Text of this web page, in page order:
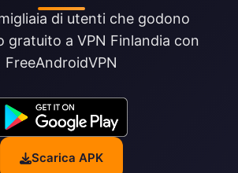
di utenti che godono
gratuito a VPN Finlandia con
FreeAndroidVPN
Scarica APK